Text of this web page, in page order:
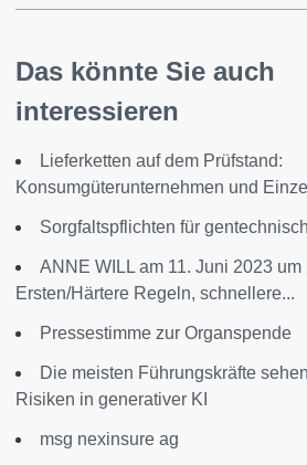
Das könnte Sie auch
interessieren
Lieferketten auf dem Prüfstand:
Konsumgüterunternehmen und
Sorgfaltspflichten für
ANNE WILL am 11. Juni 2023 um
Ersten/Härtere Regeln, schnellere...
Pressestimme zur Organspende
Die meisten Führungskräfte
Risiken in generativer KI
msg nexinsure ag